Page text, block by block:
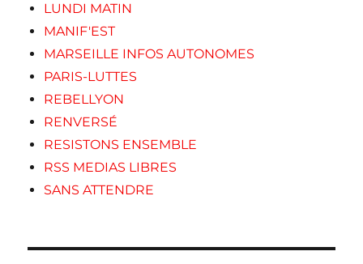
LUNDI MATIN
MANIF'EST
MARSEILLE INFOS AUTONOMES
PARIS-LUTTES
REBELLYON
RENVERSÉ
RESISTONS ENSEMBLE
RSS MEDIAS LIBRES
SANS ATTENDRE